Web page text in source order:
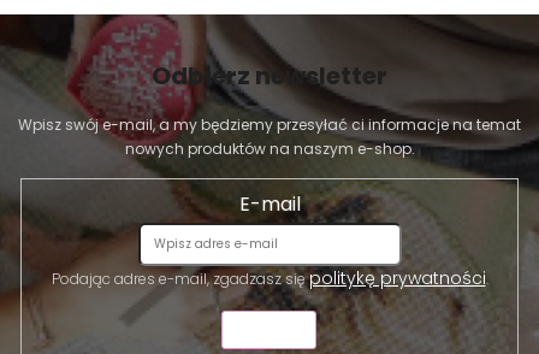
Odbierz newsletter
Wpisz swój e-mail, a my będziemy przesyłać ci informacje na temat
nowych produktów na naszym e-shop.
E-mail
Podając adres e-mail, zgadzasz siępolitykę prywatności.